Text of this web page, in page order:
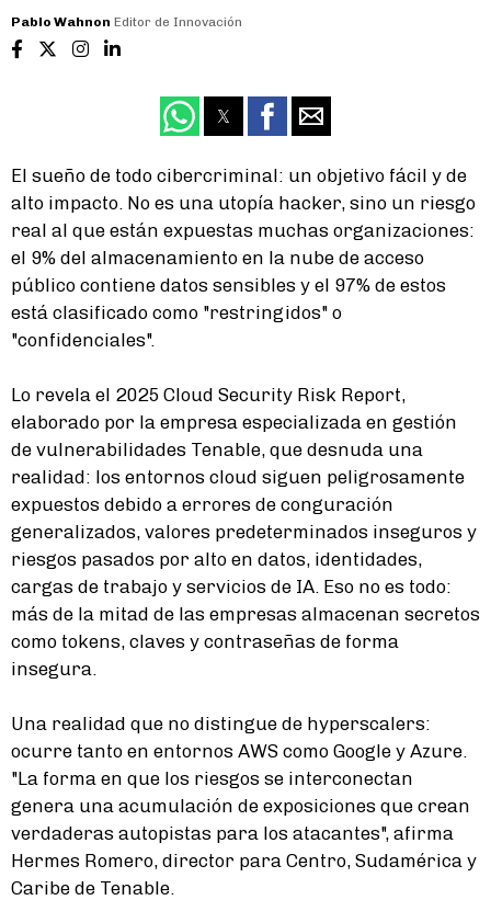
Pablo Wahnon Editor de Innovación
El sueño de todo cibercriminal: un objetivo fácil y de
alto impacto. No es una utopía hacker, sino un riesgo
real al que están expuestas muchas organizaciones:
el 9% del almacenamiento en la nube de acceso
público contiene datos sensibles y el 97% de estos
está clasificado como "restringidos" o
"confidenciales".
Lo revela el 2025 Cloud Security Risk Report,
elaborado por la empresa especializada en gestión
de vulnerabilidades Tenable, que desnuda una
realidad: los entornos cloud siguen peligrosamente
expuestos debido a errores de conguración
generalizados, valores predeterminados inseguros y
riesgos pasados por alto en datos, identidades,
cargas de trabajo y servicios de IA. Eso no es todo:
más de la mitad de las empresas almacenan secretos
como tokens, claves y contraseñas de forma
insegura.
Una realidad que no distingue de hyperscalers:
ocurre tanto en entornos AWS como Google y Azure.
"La forma en que los riesgos se interconectan
genera una acumulación de exposiciones que crean
verdaderas autopistas para los atacantes", afirma
Hermes Romero, director para Centro, Sudamérica y
Caribe de Tenable.